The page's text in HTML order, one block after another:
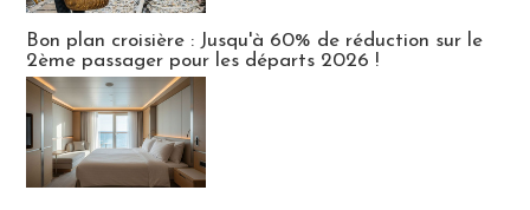
Bon plan croisière : Jusqu'à 60% de réduction sur le
2ème passager pour les départs 2026 !